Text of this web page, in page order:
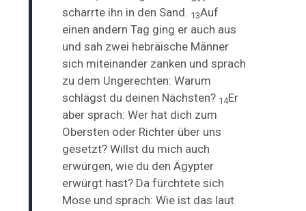
scharrte ihn in den Sand. 13Auf
einen andern Tag ging er auch aus
und sah zwei hebräische Männer
sich miteinander zanken und sprach
zu dem Ungerechten: Warum
schlägst du deinen Nächsten? 14Er
aber sprach: Wer hat dich zum
Obersten oder Richter über uns
gesetzt? Willst du mich auch
erwürgen, wie du den Ägypter
erwürgt hast? Da fürchtete sich
Mose und sprach: Wie ist das laut